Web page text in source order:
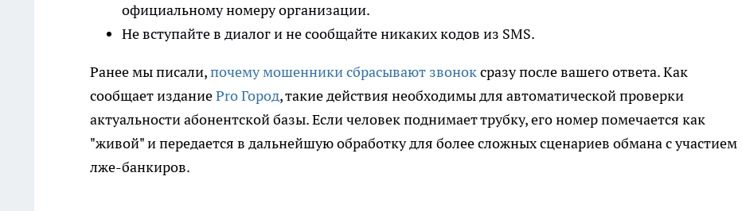
официальному номеру организации.
Не вступайте в диалог и не сообщайте никаких кодов из SMS.
Ранее мы писали,почему мошенники сбрасывают звоноксразу после вашего ответа. Как
сообщает изданиеPro Город, такие действия необходимы для автоматической проверки
актуальности абонентской базы. Если человек поднимает трубку, его номер помечается как
"живой" и передается в дальнейшую обработку для более сложных сценариев обмана с участием
лже-банкиров.